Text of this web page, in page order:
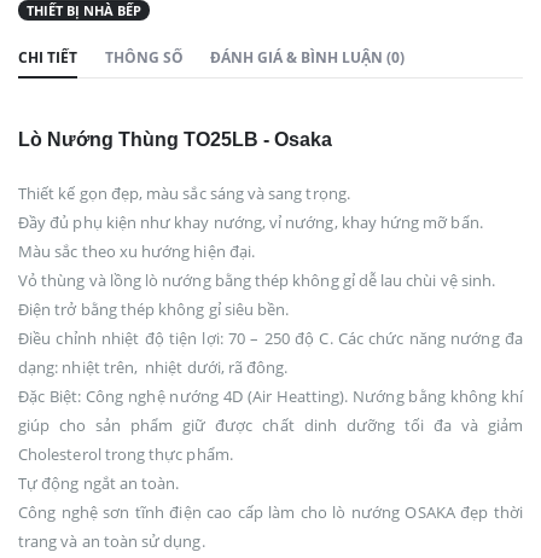
THIẾT BỊ NHÀ BẾP
CHI TIẾT THÔNG SỐ ĐÁNH GIÁ & BÌNH LUẬN (0)
Lò Nướng Thùng TO25LB - Osaka
Thiết kế gọn đẹp, màu sắc sáng và sang trọng.
Đầy đủ phụ kiện như khay nướng, vỉ nướng, khay hứng mỡ bẩn.
Màu sắc theo xu hướng hiện đại.
Vỏ thùng và lồng lò nướng bằng thép không gỉ dễ lau chùi vệ sinh.
Điện trở bằng thép không gỉ siêu bền.
Điều chỉnh nhiệt độ tiện lợi: 70 – 250 độ C. Các chức năng nướng đa
dạng: nhiệt trên, nhiệt dưới, rã đông.
Đặc Biệt: Công nghệ nướng 4D (Air Heatting). Nướng bằng không khí
giúp cho sản phẩm giữ được chất dinh dưỡng tối đa và giảm
Cholesterol trong thực phẩm.
Tự động ngắt an toàn.
Công nghệ sơn tĩnh điện cao cấp làm cho lò nướng OSAKA đẹp thời
trang và an toàn sử dụng.